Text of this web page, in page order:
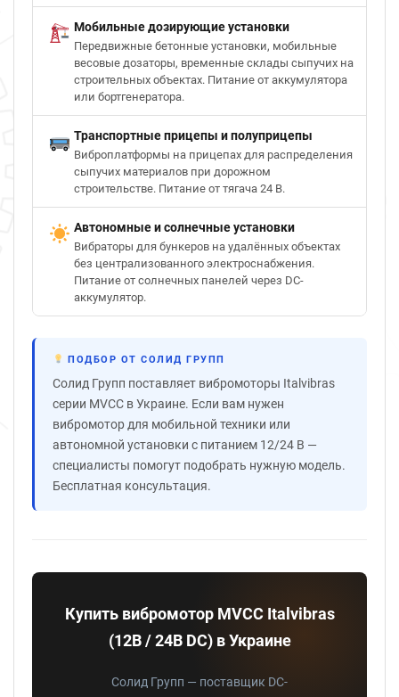
Мобильные дозирующие установки
Передвижные бетонные установки, мобильные
весовые дозаторы, временные склады сыпучих на
строительных объектах. Питание от аккумулятора
или бортгенератора.
Транспортные прицепы и полуприцепы
Виброплатформы на прицепах для распределения
сыпучих материалов при дорожном
строительстве. Питание от тягача 24 В.
Автономные и солнечные установки
Вибраторы для бункеров на удалённых объектах
без централизованного электроснабжения.
Питание от солнечных панелей через DC-
аккумулятор.
ПОДБОР ОТ СОЛИД ГРУПП
Солид Групп поставляет вибромоторы Italvibras
серии MVCC в Украине. Если вам нужен
вибромотор для мобильной техники или
автономной установки с питанием 12/24 В —
специалисты помогут подобрать нужную модель.
Бесплатная консультация.
Купить вибромотор MVCC Italvibras
(12В / 24В DC) в Украине
Солид Групп — поставщик DC-